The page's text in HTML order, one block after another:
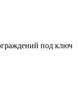
под ключ